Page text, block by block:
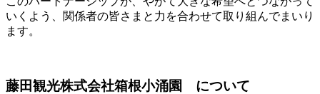
いくよう、関係者の皆さまと力を合わせて取り組んでまいり
ます。
藤田観光株式会社箱根小涌園 について